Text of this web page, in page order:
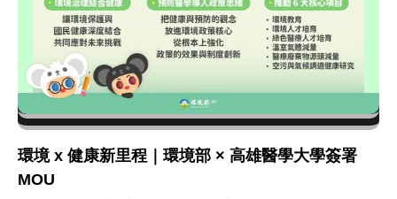
環境 x 健康新里程｜環境部 × 高雄醫學大學簽署
MOU